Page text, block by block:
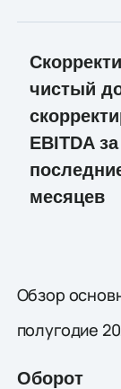
чистый
EBITDA за
месяцев
Обзор
полугодие
Оборот